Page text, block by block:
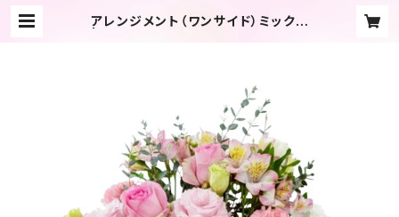
アレンジメント（ワンサイド）ミックス